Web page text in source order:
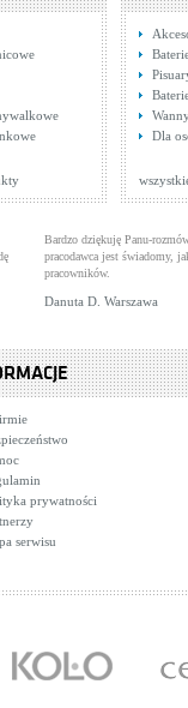
Dla
Bardzo dziękuję Panu-
pracodawca jest świadomy,
pracowników.
Danuta D. Warszawa
prywatności
serwisu